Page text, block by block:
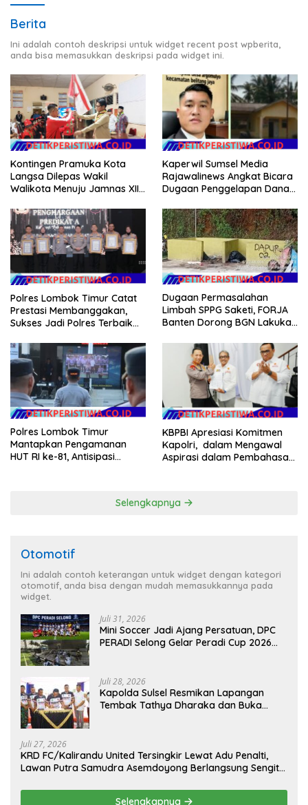
Berita
Ini adalah contoh deskripsi untuk widget recent post wpberita,
anda bisa memasukkan deskripsi pada widget ini.
Kontingen Pramuka Kota
Langsa Dilepas Wakil
Walikota Menuju Jamnas XII
Kaperwil Sumsel Media
Rajawalinews Angkat Bicara
Dugaan Penggelapan Dana
Argomulyo Belitang Jaya
Hilang 3 Bulan Bawa
Anggaran Pembangunan
Polres Lombok Timur Catat
Prestasi Membanggakan,
Sukses Jadi Polres Terbaik
NTB
Dugaan Permasalahan
Limbah SPPG Saketi, FORJA
Banten Dorong BGN Lakukan
Polres Lombok Timur
Mantapkan Pengamanan
HUT RI ke-81, Antisipasi
KBPBI Apresiasi Komitmen
Kapolri, dalam Mengawal
Aspirasi dalam Pembahasan
Selengkapnya
Otomotif
Ini adalah contoh keterangan untuk widget dengan kategori
otomotif, anda bisa dengan mudah memasukkannya pada
widget.
Juli 31, 2026
Mini Soccer Jadi Ajang Persatuan, DPC
PERADI Selong Gelar Peradi Cup 2026
Juli 28, 2026
Kapolda Sulsel Resmikan Lapangan
Tembak Tathya Dharaka dan Buka
Juli 27, 2026
KRD FC/Kalirandu United Tersingkir Lewat Adu Penalti,
Lawan Putra Samudra Asemdoyong Berlangsung Sengit
Selengkapnya